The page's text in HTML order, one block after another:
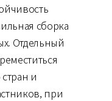
сборка
Отдельный
и
при